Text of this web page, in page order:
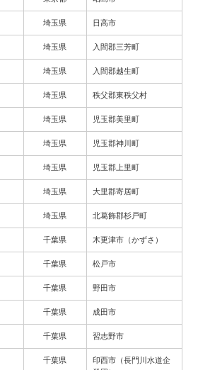
埼玉県 日高市
埼玉県 入間郡三芳町
埼玉県 入間郡越生町
埼玉県 秩父郡東秩父村
埼玉県 児玉郡美里町
埼玉県 児玉郡神川町
埼玉県 児玉郡上里町
埼玉県 大里郡寄居町
埼玉県 北葛飾郡杉戸町
千葉県 木更津市（かずさ）
千葉県 松戸市
千葉県 野田市
千葉県 成田市
千葉県 習志野市
千葉県
印西市（長門川水道企